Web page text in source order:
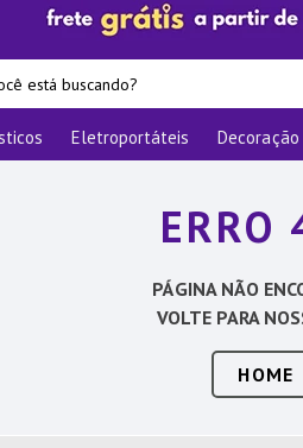
está buscando?
Eletroportáteis Decoração
ERRO
PÁGINA NÃO
VOLTE PARA
HOME
buscados